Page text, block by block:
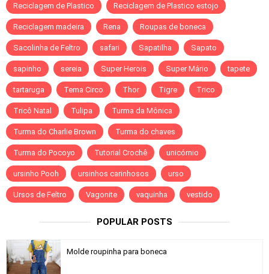
Reciclagem de Plastico Reciclagem de Plastico estojo
Reciclagem madeira Rena Roupas de boneca
Sacolinha de Feltro safari Sapatilha Sapato
sapinho sereia Super Herois Super Mário tapete
tartaruga Tema Circo Thor Tigre Trico
Tricô Natal Tulipa Turma da Mônica
Turma do Charlie Brown Turma do chaves
Turma do Pocoyo Tutorial Crochê unicórnio
ursinho Pooh ursinhos carinhosos urso
Ursos de Feltro Vagonite vaquinha vestido
POPULAR POSTS
Molde roupinha para boneca